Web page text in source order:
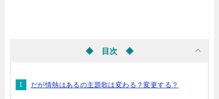
◆ 目次 ◆
だが情熱はあるの主題歌は変わる？変更する？